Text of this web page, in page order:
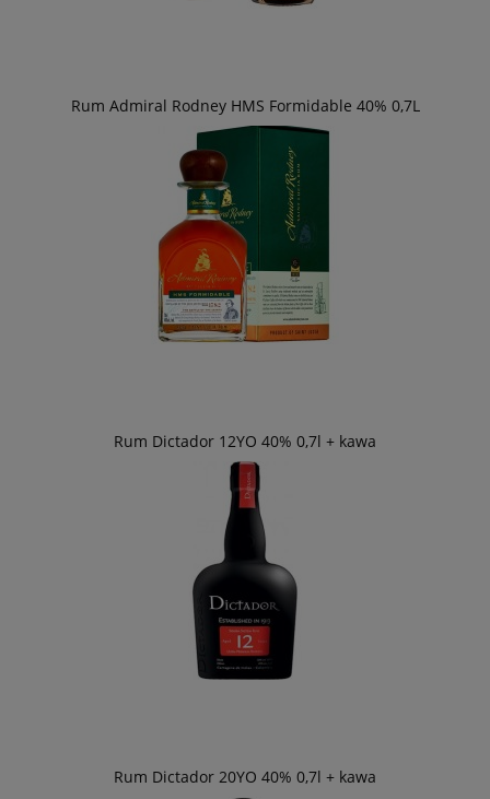
Rum Admiral Rodney HMS Formidable 40% 0,7L
Rum Dictador 12YO 40% 0,7l + kawa
Rum Dictador 20YO 40% 0,7l + kawa